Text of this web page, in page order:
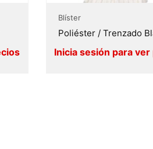
Blíster
Poliéster / Trenzado